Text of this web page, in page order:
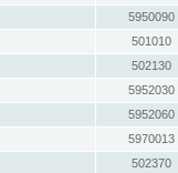
5950090
501010
502130
5952030
5952060
5970013
502370